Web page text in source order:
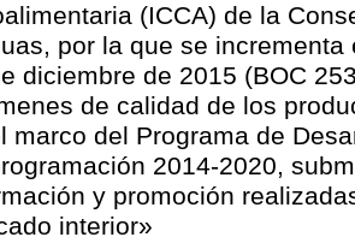
(ICCA) de la
por la que se
diciembre de 2015 (BOC
de calidad de los
marco del Programa de
2014-2020,
y promoción
interior»